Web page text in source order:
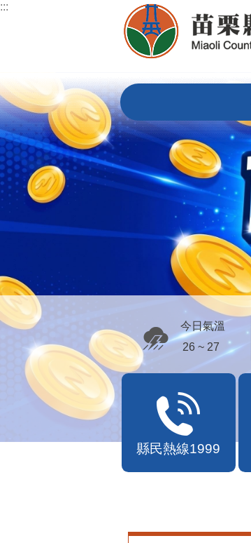
跳到主要內容區塊
:::
今日氣溫
26 ~ 27
縣民熱線1999